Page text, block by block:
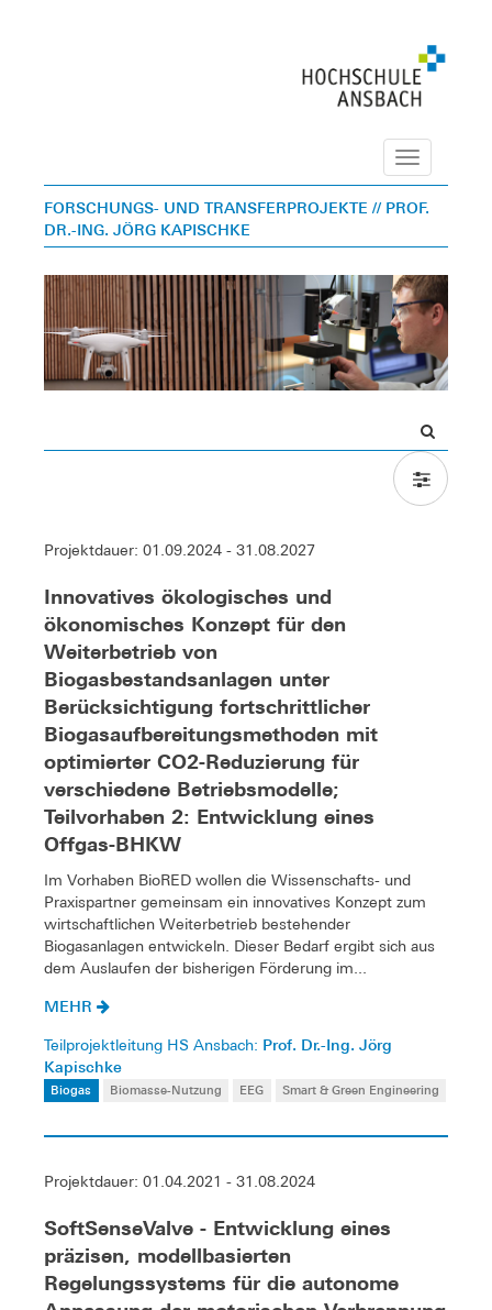
Navigation
FORSCHUNGS- UND TRANSFERPROJEKTE // PROF.
DR.-ING. JÖRG KAPISCHKE
Projektdauer: 01.09.2024 - 31.08.2027
Innovatives ökologisches und
ökonomisches Konzept für den
Weiterbetrieb von
Biogasbestandsanlagen unter
Berücksichtigung fortschrittlicher
Biogasaufbereitungsmethoden mit
optimierter CO2-Reduzierung für
verschiedene Betriebsmodelle;
Teilvorhaben 2: Entwicklung eines
Offgas-BHKW
Im Vorhaben BioRED wollen die Wissenschafts- und
Praxispartner gemeinsam ein innovatives Konzept zum
wirtschaftlichen Weiterbetrieb bestehender
Biogasanlagen entwickeln. Dieser Bedarf ergibt sich aus
dem Auslaufen der bisherigen Förderung im...
MEHR
Teilprojektleitung HS Ansbach: Prof. Dr.-Ing. Jörg
Kapischke
Biogas Biomasse-Nutzung EEG Smart & Green Engineering
Projektdauer: 01.04.2021 - 31.08.2024
SoftSenseValve - Entwicklung eines
präzisen, modellbasierten
Regelungssystems für die autonome